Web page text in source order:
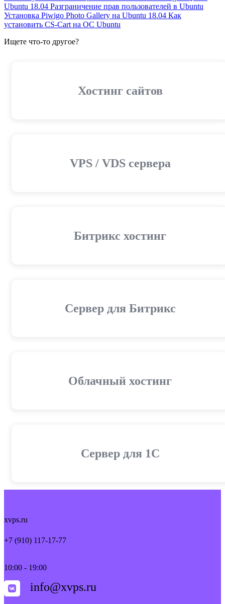
Ubuntu 18.04 Разграничение прав пользователей в Ubuntu
Установка Piwigo Photo Gallery на Ubuntu 18.04 Как
установить CS-Cart на ОС Ubuntu
Ищете что-то другое?
Хостинг сайтов
VPS / VDS сервера
Битрикс хостинг
Сервер для Битрикс
Облачный хостинг
Cервер для 1С
xvps.ru
+7 (910) 117-17-77
10:00 - 19:00
info@xvps.ru